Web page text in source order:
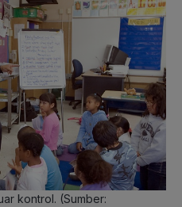
kontrol. (Sumber: